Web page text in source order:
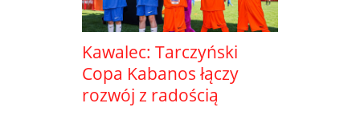
Kawalec: Tarczyński
Copa Kabanos łączy
rozwój z radością